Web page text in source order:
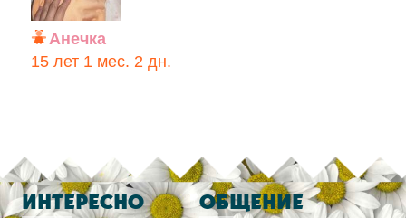
Анечка
15 лет 1 мес. 2 дн.
ИНТЕРЕСНО ОБЩЕНИЕ